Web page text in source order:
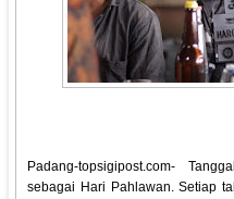
Padang-topsigipost.com-
sebagai Hari Pahlawan. Setiap